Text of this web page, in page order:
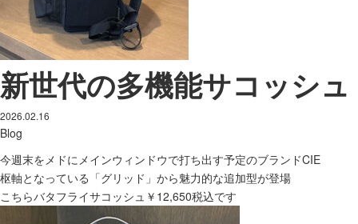
新世代の多機能サコッシュ
2026.02.16
Blog
今週末をメドにメインウィンドウで打ち出す予定のブランドCIE
枢軸となっている「グリッド」から魅力的な追加型が登場
こちらバタフライサコッシュ￥12,650税込です